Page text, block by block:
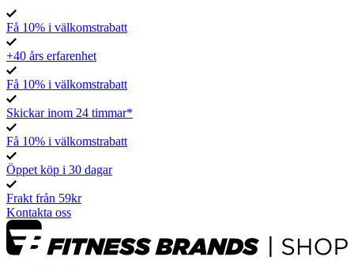
Få 10% i välkomstrabatt
+40 års erfarenhet
Få 10% i välkomstrabatt
Skickar inom 24 timmar*
Få 10% i välkomstrabatt
Öppet köp i 30 dagar
Frakt från 59kr
Kontakta oss